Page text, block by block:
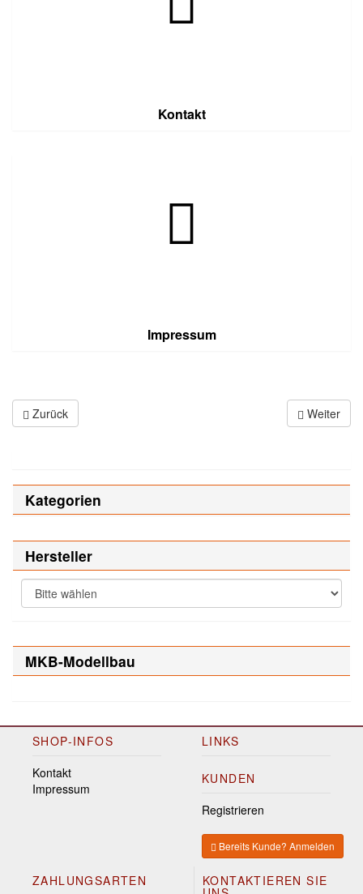
Kontakt
Impressum
Weiter
Zurück
Kategorien
Hersteller
MKB-Modellbau
SHOP-INFOS
Kontakt
Impressum
LINKS
KUNDEN
Registrieren
Bereits Kunde? Anmelden
ZAHLUNGSARTEN KONTAKTIEREN SIE